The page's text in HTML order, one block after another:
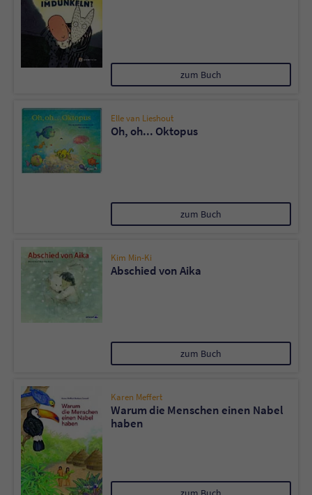
zum Buch
Elle van Lieshout
Oh, oh... Oktopus
zum Buch
Kim Min-Ki
Abschied von Aika
zum Buch
Karen Meffert
Warum die Menschen einen Nabel
haben